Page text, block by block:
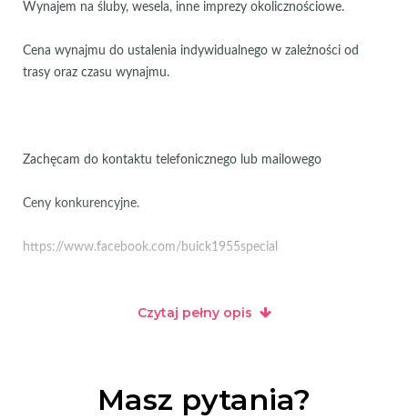
Wynajem na śluby, wesela, inne imprezy okolicznościowe.
Cena wynajmu do ustalenia indywidualnego w zależności od
trasy oraz czasu wynajmu.
Zachęcam do kontaktu telefonicznego lub mailowego
Ceny konkurencyjne.
https://www.facebook.com/buick1955special
Czytaj pełny opis
Masz pytania?